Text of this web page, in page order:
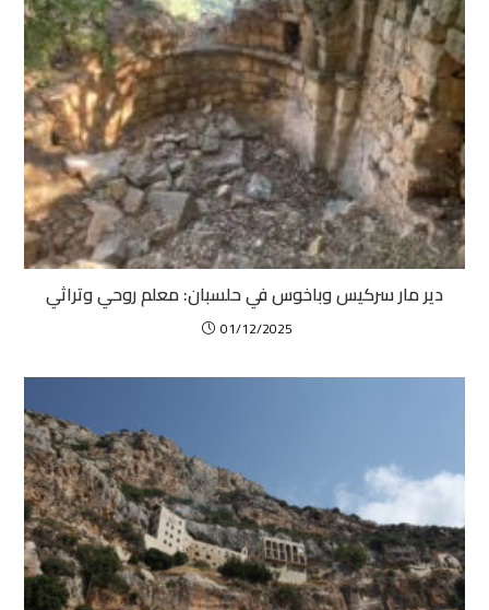
دير مار سركيس وباخوس في حلسبان: معلم روحي وتراثي
01/12/2025